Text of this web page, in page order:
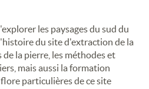
les paysages du sud du
du site d'extraction de la
de la pierre, les méthodes et
mais aussi la formation
particulières de ce site